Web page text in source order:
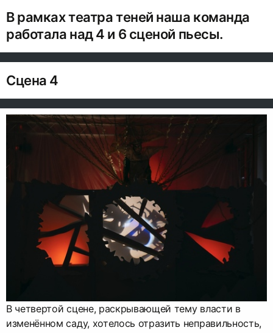
В рамках театра теней наша команда
работала над 4 и 6 сценой пьесы.
Сцена 4
В четвертой сцене, раскрывающей тему власти в
изменённом саду, хотелось отразить неправильность,